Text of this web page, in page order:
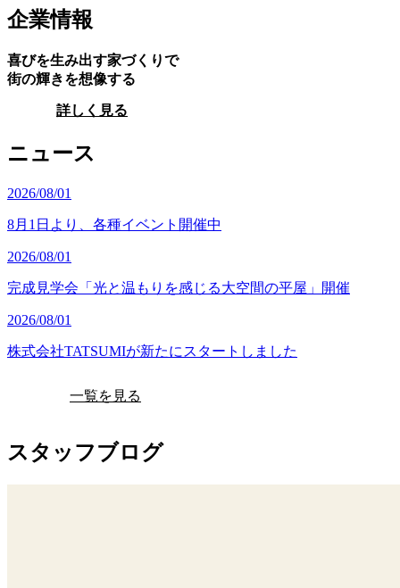
企業情報
喜びを生み出す家づくりで
街の輝きを想像する
詳しく見る
ニュース
2026/08/01
8月1日より、各種イベント開催中
2026/08/01
完成見学会「光と温もりを感じる大空間の平屋」開催
2026/08/01
株式会社TATSUMIが新たにスタートしました
一覧を見る
スタッフブログ